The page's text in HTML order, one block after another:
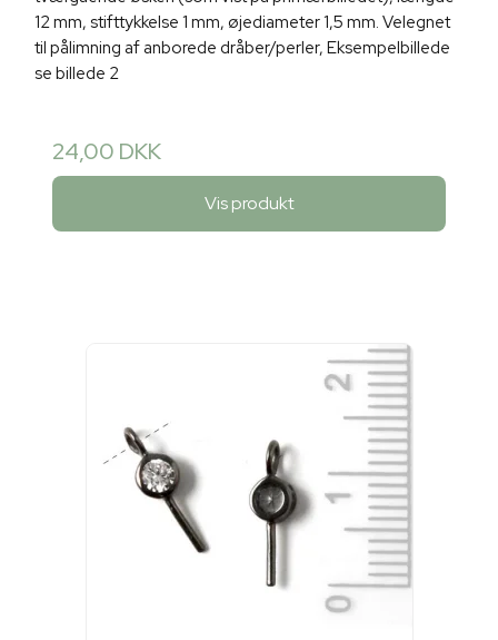
12 mm, stifttykkelse 1 mm, øjediameter 1,5 mm. Velegnet
til pålimning af anborede dråber/perler, Eksempelbillede
se billede 2
24,00 DKK
Vis produkt